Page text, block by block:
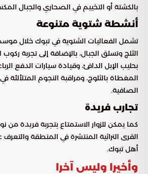
بالكشتة أو التخييم في الصحاري والجبال
أنشطة شتوية متنوعة
تشمل الفعاليات الشتوية في تبوك خلال
الثلج وتسلق الجبال، بالإضافة إلى تجربة
بحليب الإبل الدافئ، وقيادة سيارات الدفع
المغطاة بالثلوج، ومراقبة النجوم المتلألئة
الصافية.
تجارب فريدة
كما يمكن للزوار الاستمتاع بتجربة فريدة من
القرى التراثية المنتشرة في المنطقة
أهل تبوك.
وأخيرا وليس آخرا